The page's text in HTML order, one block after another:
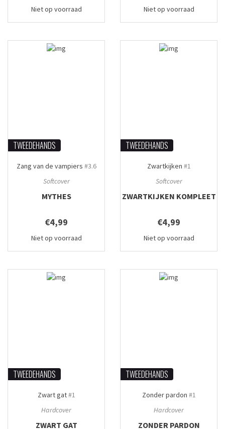
Niet op voorraad Niet op voorraad
TWEEDEHANDS
Zang van de vampiers #3.6
Softcover
MYTHES
€4,99
Niet op voorraad
TWEEDEHANDS
Zwartkijken #1
Softcover
ZWARTKIJKEN KOMPLEET
€4,99
Niet op voorraad
TWEEDEHANDS
Zwart gat#1
Hardcover
ZWART GAT
TWEEDEHANDS
Zonder pardon #1
Hardcover
ZONDER PARDON